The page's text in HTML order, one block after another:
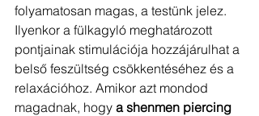
folyamatosan magas, a testünk jelez.
Ilyenkor a fülkagyló meghatározott
pontjainak stimulációja hozzájárulhat a
belső feszültség csökkentéséhez és a
relaxációhoz. Amikor azt mondod
magadnak, hogy a shenmen piercing